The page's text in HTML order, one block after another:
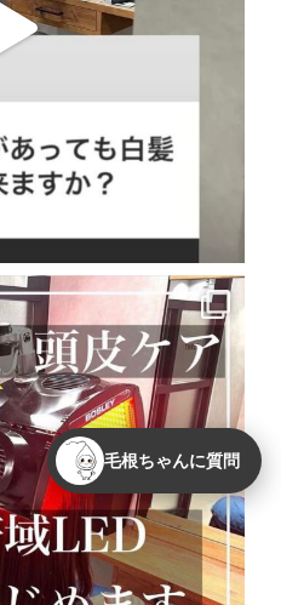
毛根ちゃんに質問